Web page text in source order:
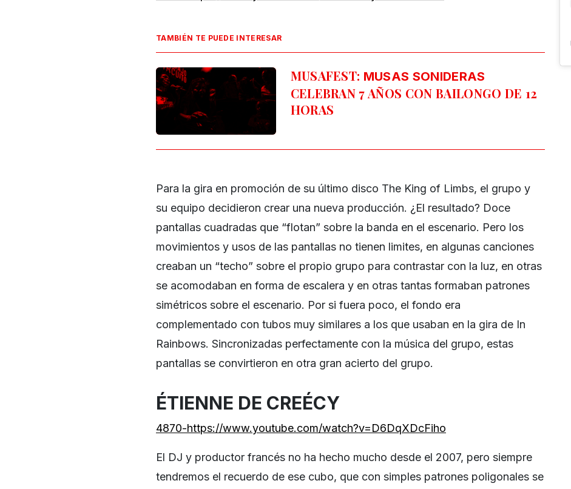
TAMBIÉN TE PUEDE INTERESAR
MUSAFEST: MUSAS SONIDERAS
CELEBRAN 7 AÑOS CON BAILONGO DE 12
HORAS
Para la gira en promoción de su último disco The King of Limbs, el grupo y
su equipo decidieron crear una nueva producción. ¿El resultado? Doce
pantallas cuadradas que “flotan” sobre la banda en el escenario. Pero los
movimientos y usos de las pantallas no tienen limites, en algunas canciones
creaban un “techo” sobre el propio grupo para contrastar con la luz, en otras
se acomodaban en forma de escalera y en otras tantas formaban patrones
simétricos sobre el escenario. Por si fuera poco, el fondo era
complementado con tubos muy similares a los que usaban en la gira de In
Rainbows. Sincronizadas perfectamente con la música del grupo, estas
pantallas se convirtieron en otra gran acierto del grupo.
ÉTIENNE DE CREÉCY
4870-https://www.youtube.com/watch?v=D6DqXDcFiho
El DJ y productor francés no ha hecho mucho desde el 2007, pero siempre
tendremos el recuerdo de ese cubo, que con simples patrones poligonales se